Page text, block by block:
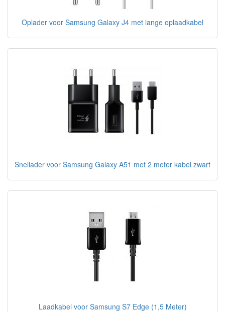
Oplader voor Samsung Galaxy J4 met lange oplaadkabel
Snellader voor Samsung Galaxy A51 met 2 meter kabel zwart
Laadkabel voor Samsung S7 Edge (1,5 Meter)